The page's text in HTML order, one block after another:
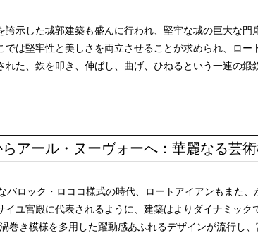
誇示した城郭建築も盛んに行われ、堅牢な城の巨大な
では堅牢性と美しさを両立させることが求められ、ロ
れた、鉄を叩き、伸ばし、曲げ、ひねるという一連の
アール・ヌーヴォーへ：華麗なる芸
バロック・ロココ様式の時代、ロートアイアンもまた
イユ宮殿に代表されるように、建築はよりダイナミッ
巻き模様を多用した躍動感あふれるデザインが流行し